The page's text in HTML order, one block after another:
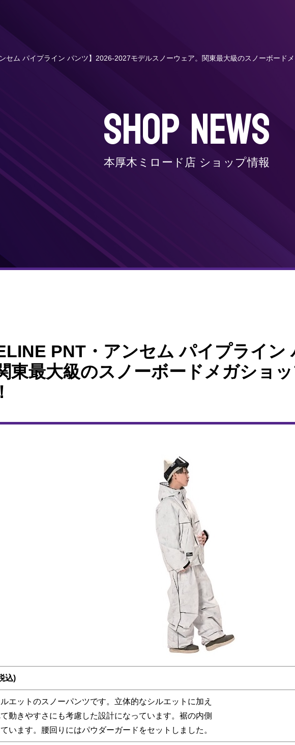
セム パイプライン パンツ】2026-2027モデルスノーウェア。関東最大級のスノーボード
SHOP NEWS
本厚木ミロード店 ショップ情報
PNT・アンセム パイプライ
東最大級のスノーボードメガショ
込)
エットのスノーパンツです。立体的なシルエットに加え
動きやすさにも考慮した設計になっています。裾の内側
います。腰回りにはパウダーガードをセットしました。